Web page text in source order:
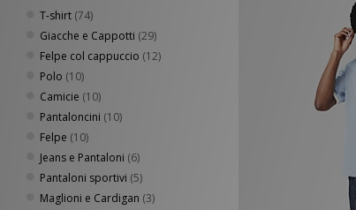
T-shirt (74)
Giacche e Cappotti (29)
Felpe col cappuccio (12)
Polo (10)
Camicie (10)
Pantaloncini (10)
Felpe (10)
Jeans e Pantaloni (6)
Pantaloni sportivi (5)
Maglioni e Cardigan (3)